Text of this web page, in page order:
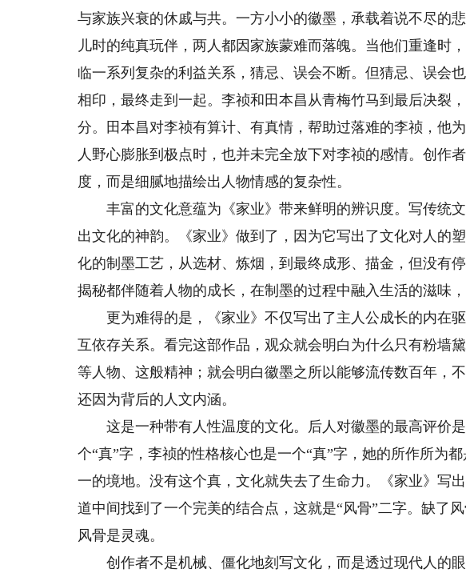
与家族兴衰的休戚与共。一方小小的徽墨，承载着说不尽的
儿时的纯真玩伴，两人都因家族蒙难而落魄。当他们重逢时
临一系列复杂的利益关系，猜忌、误会不断。但猜忌、误会
相印，最终走到一起。李祯和田本昌从青梅竹马到最后决裂
分。田本昌对李祯有算计、有真情，帮助过落难的李祯，他
人野心膨胀到极点时，也并未完全放下对李祯的感情。创作
度，而是细腻地描绘出人物情感的复杂性。
丰富的文化意蕴为《家业》带来鲜明的辨识度。写传统文
出文化的神韵。《家业》做到了，因为它写出了文化对人的
化的制墨工艺，从选材、炼烟，到最终成形、描金，但没有
揭秘都伴随着人物的成长，在制墨的过程中融入生活的滋味
更为难得的是，《家业》不仅写出了主人公成长的内在驱
互依存关系。看完这部作品，观众就会明白为什么只有粉墙
等人物、这般精神；就会明白徽墨之所以能够流传数百年，
还因为背后的人文内涵。
这是一种带有人性温度的文化。后人对徽墨的最高评价是
个“真”字，李祯的性格核心也是一个“真”字，她的所作所为
一的境地。没有这个真，文化就失去了生命力。《家业》写
道中间找到了一个完美的结合点，这就是“风骨”二字。缺了
风骨是灵魂。
创作者不是机械、僵化地刻写文化，而是透过现代人的眼